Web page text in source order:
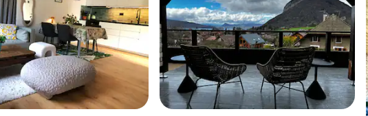
de 5, 148 reseñas